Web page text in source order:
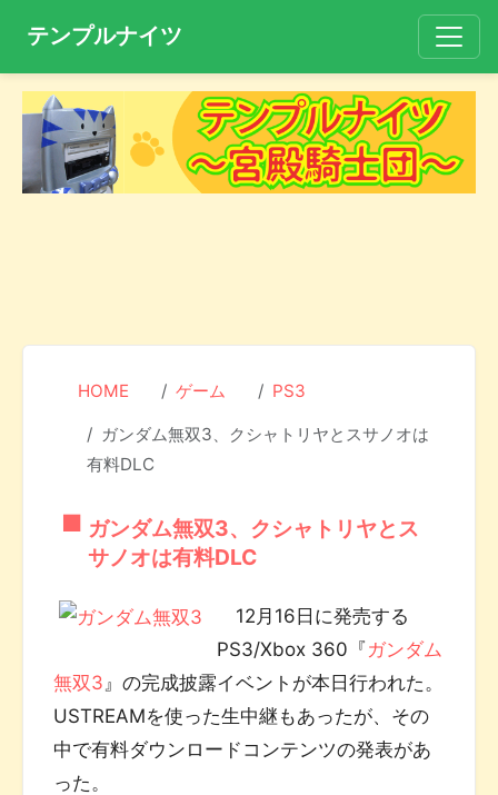
テンプルナイツ
HOME ゲーム PS3
ガンダム無双3、クシャトリヤとスサノオは
有料DLC
ガンダム無双3、クシャトリヤとス
サノオは有料DLC
12月16日に発売する
PS3/Xbox 360『 ガンダム
無双3 』の完成披露イベントが本日行われた。
USTREAMを使った生中継もあったが、その
中で有料ダウンロードコンテンツの発表があ
った。